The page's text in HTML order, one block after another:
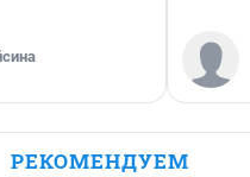
РЕКОМЕНДУЕМ